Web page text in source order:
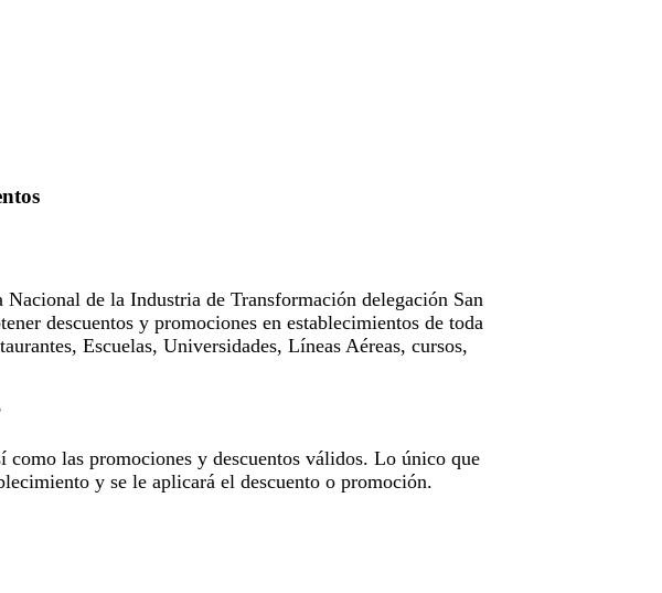
de la Industria de Transformación delegación San
descuentos y promociones en establecimientos de toda
Escuelas, Universidades, Líneas Aéreas, cursos,
como las promociones y descuentos válidos. Lo único que
y se le aplicará el descuento o promoción.